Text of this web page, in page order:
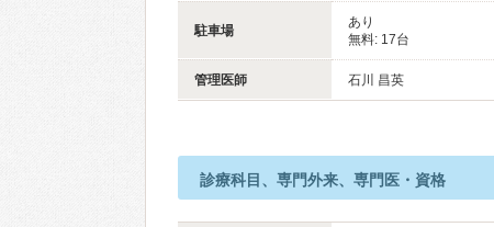
駐車場
あり
無料: 17台
管理医師 石川 昌英
診療科目、専門外来、専門医・資格